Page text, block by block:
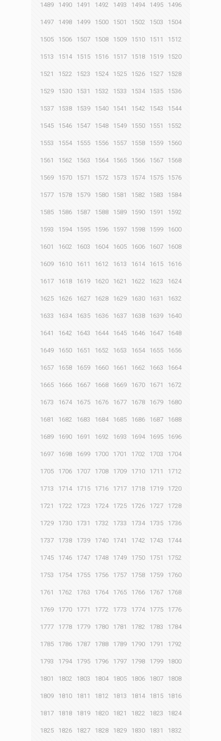
1489 1490 1491 1492 1493 1494 1495 1496
1497 1498 1499 1500 1501 1502 1503 1504
1505 1506 1507 1508 1509 1510 1511 1512
1513 1514 1515 1516 1517 1518 1519 1520
1521 1522 1523 1524 1525 1526 1527 1528
1529 1530 1531 1532 1533 1534 1535 1536
1537 1538 1539 1540 1541 1542 1543 1544
1545 1546 1547 1548 1549 1550 1551 1552
1553 1554 1555 1556 1557 1558 1559 1560
1561 1562 1563 1564 1565 1566 1567 1568
1569 1570 1571 1572 1573 1574 1575 1576
1577 1578 1579 1580 1581 1582 1583 1584
1585 1586 1587 1588 1589 1590 1591 1592
1593 1594 1595 1596 1597 1598 1599 1600
1601 1602 1603 1604 1605 1606 1607 1608
1609 1610 1611 1612 1613 1614 1615 1616
1617 1618 1619 1620 1621 1622 1623 1624
1625 1626 1627 1628 1629 1630 1631 1632
1633 1634 1635 1636 1637 1638 1639 1640
1641 1642 1643 1644 1645 1646 1647 1648
1649 1650 1651 1652 1653 1654 1655 1656
1657 1658 1659 1660 1661 1662 1663 1664
1665 1666 1667 1668 1669 1670 1671 1672
1673 1674 1675 1676 1677 1678 1679 1680
1681 1682 1683 1684 1685 1686 1687 1688
1689 1690 1691 1692 1693 1694 1695 1696
1697 1698 1699 1700 1701 1702 1703 1704
1705 1706 1707 1708 1709 1710 1711 1712
1713 1714 1715 1716 1717 1718 1719 1720
1721 1722 1723 1724 1725 1726 1727 1728
1729 1730 1731 1732 1733 1734 1735 1736
1737 1738 1739 1740 1741 1742 1743 1744
1745 1746 1747 1748 1749 1750 1751 1752
1753 1754 1755 1756 1757 1758 1759 1760
1761 1762 1763 1764 1765 1766 1767 1768
1769 1770 1771 1772 1773 1774 1775 1776
1777 1778 1779 1780 1781 1782 1783 1784
1785 1786 1787 1788 1789 1790 1791 1792
1793 1794 1795 1796 1797 1798 1799 1800
1801 1802 1803 1804 1805 1806 1807 1808
1809 1810 1811 1812 1813 1814 1815 1816
1817 1818 1819 1820 1821 1822 1823 1824
1825 1826 1827 1828 1829 1830 1831 1832